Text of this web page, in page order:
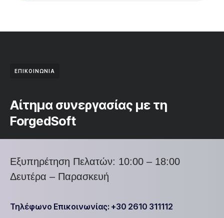
ΕΠΙΚΟΙΝΩΝΙΑ
Αίτημα συνεργασίας με τη
ForgedSoft
Εξυπηρέτηση Πελατών: 10:00 – 18:00
Δευτέρα – Παρασκευή
Τηλέφωνο Επικοινωνίας: +30 2610 311112